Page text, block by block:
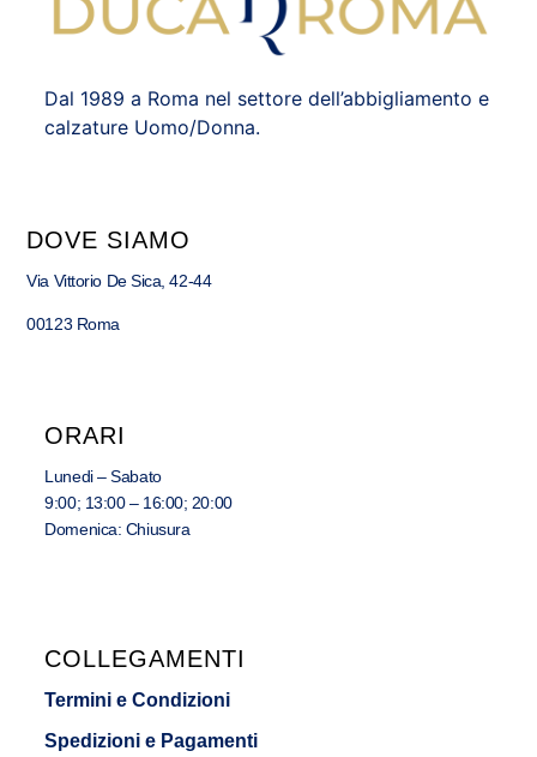
Dal 1989 a Roma nel settore dell’abbigliamento e
calzature Uomo/Donna.
DOVE SIAMO
Via Vittorio De Sica, 42-44
00123 Roma
ORARI
Lunedi – Sabato
9:00; 13:00 – 16:00; 20:00
Domenica: Chiusura
COLLEGAMENTI
Termini e Condizioni
Spedizioni e Pagamenti